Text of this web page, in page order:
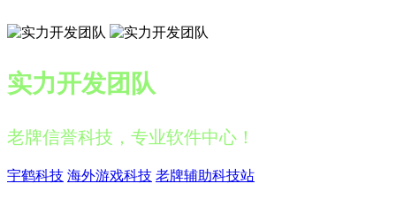
实力开发团队
老牌信誉科技，专业软件中心！
宇鹤科技 海外游戏科技 老牌辅助科技站